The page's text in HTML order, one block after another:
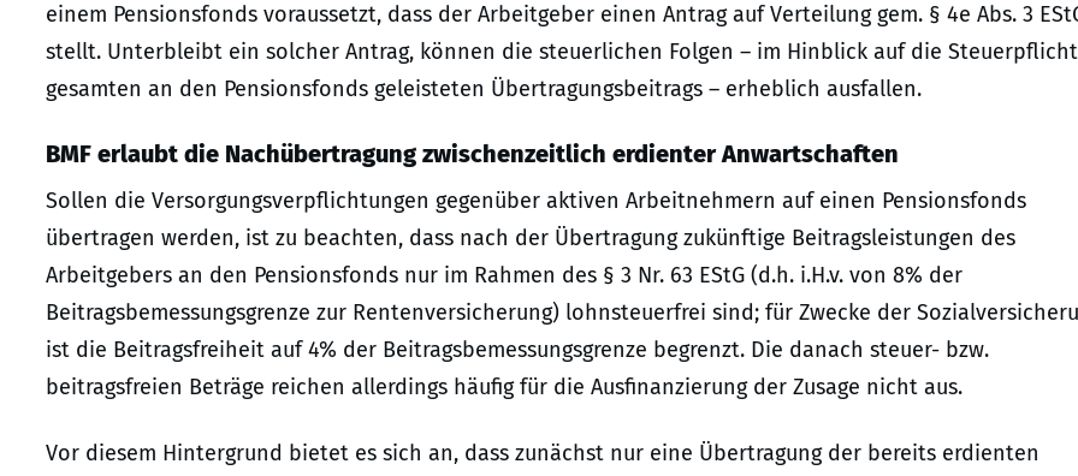
einem Pensionsfonds voraussetzt, dass der Arbeitgeber einen Antrag auf Verteilung gem. § 4e Abs. 3
stellt. Unterbleibt ein solcher Antrag, können die steuerlichen Folgen – im Hinblick auf die
gesamten an den Pensionsfonds geleisteten Übertragungsbeitrags – erheblich ausfallen.
BMF erlaubt die Nachübertragung zwischenzeitlich erdienter Anwartschaften
Sollen die Versorgungsverpflichtungen gegenüber aktiven Arbeitnehmern auf einen Pensionsfonds
übertragen werden, ist zu beachten, dass nach der Übertragung zukünftige Beitragsleistungen des
Arbeitgebers an den Pensionsfonds nur im Rahmen des § 3 Nr. 63 EStG (d.h. i.H.v. von 8% der
Beitragsbemessungsgrenze zur Rentenversicherung) lohnsteuerfrei sind; für Zwecke der
ist die Beitragsfreiheit auf 4% der Beitragsbemessungsgrenze begrenzt. Die danach steuer- bzw.
beitragsfreien Beträge reichen allerdings häufig für die Ausfinanzierung der Zusage nicht aus.
Vor diesem Hintergrund bietet es sich an, dass zunächst nur eine Übertragung der bereits erdienten